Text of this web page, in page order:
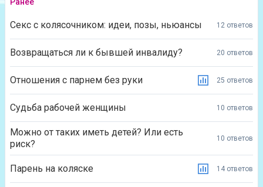
Секс с колясочником: идеи, позы, ньюансы 12 ответов
Возвращаться ли к бывшей инвалиду? 20 ответов
Отношения с парнем без руки 25 ответов
Судьба рабочей женщины 10 ответов
Можно от таких иметь детей? Или есть
риск?
10 ответов
Парень на коляске 14 ответов